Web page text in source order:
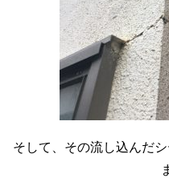
そして、その流し込んだ